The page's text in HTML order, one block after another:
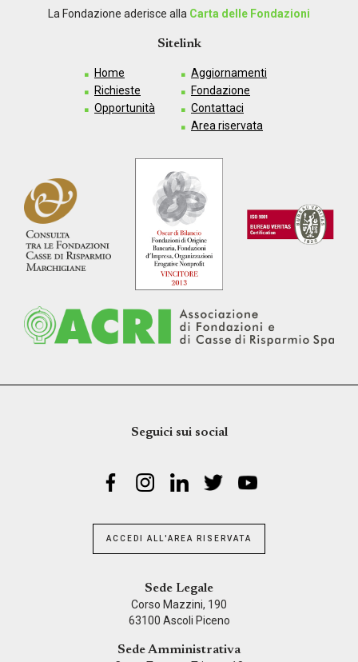
La Fondazione aderisce alla Carta delle Fondazioni
Sitelink
Home
Richieste
Opportunità
Aggiornamenti
Fondazione
Contattaci
Area riservata
Seguici sui social
ACCEDI ALL'AREA RISERVATA
Sede Legale
Corso Mazzini, 190
63100 Ascoli Piceno
Sede Amministrativa